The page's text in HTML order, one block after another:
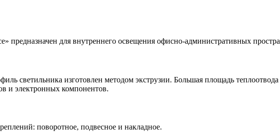
предназначен для внутреннего освещения офисно-административных
светильника изготовлен методом экструзии. Большая площадь
и электронных компонентов.
поворотное, подвесное и накладное.